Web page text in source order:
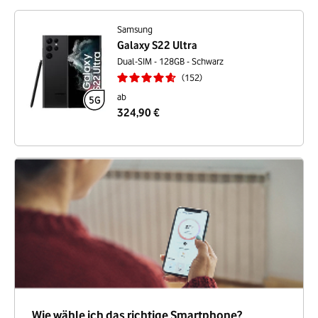
Samsung
Galaxy S22 Ultra
Dual-SIM - 128GB - Schwarz
152
ab
324,90 €
Wie wähle ich das richtige Smartphone?